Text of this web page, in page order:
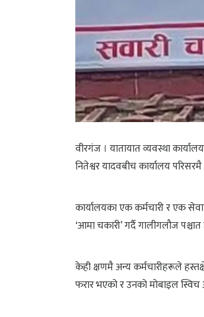
वीरगंज । यातायात व्यवस्था
नितेश्वर यादवबीच कार्यालय
कार्यालयका एक कर्मचारी र एक
‘आमा चकारी’ गर्दै गालीगलौज
केही क्षणमै अन्य कर्मचारीहरूले
फरार भएको र उनको मोबाइल